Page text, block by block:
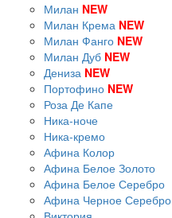
Милан NEW
Милан Крема NEW
Милан Фанго NEW
Милан Дуб NEW
Дениза NEW
Портофино NEW
Роза Де Капе
Ника-ноче
Ника-кремо
Афина Колор
Афина Белое Золото
Афина Белое Серебро
Афина Черное Серебро